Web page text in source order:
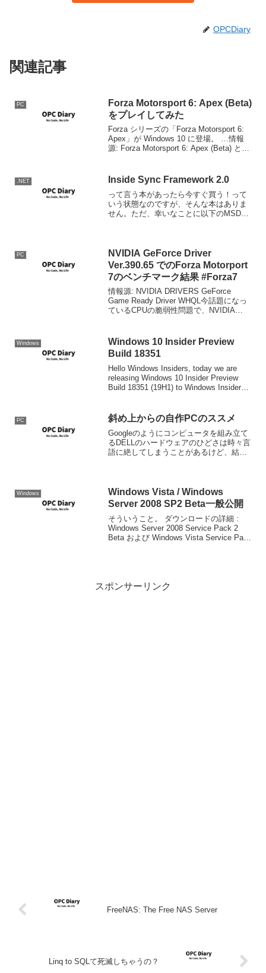
OPCDiary
関連記事
PC
Forza Motorsport 6: Apex (Beta)
をプレイしてみた
Forza シリーズの「Forza Motorsport 6:
Apex」が Windows 10 に登場。 …情報
源: Forza Motorsport 6: Apex (Beta) とい
.NET Inside Sync Framework 2.0
って言う本があったら今すぐ買う！って
いう状態なのですが、そんな本はありま
せん。ただ、幸いなことに以下のMSDN
カスタムプロバイダー...
PC
NVIDIA GeForce Driver
Ver.390.65 でのForza Motorport
7のベンチマーク結果 #Forza7
情報源: NVIDIA DRIVERS GeForce
Game Ready Driver WHQL今話題になっ
ているCPUの脆弱性問題で、NVIDIA
た。...
Windows
Windows 10 Insider Preview
Build 18351
Hello Windows Insiders, today we are
releasing Windows 10 Insider Preview
Build 18351 (19H1) to Windows Insiders
PC 斜め上からの自作PCのススメ
Googleのようにコンピュータを組み立て
るDELLのハードウェアのひどさは時々言
語に絶してしまうことがあるけど、結局
て、DELLへの...
Windows
Windows Vista / Windows
Server 2008 SP2 Beta一般公開
そういうこと。 ダウンロードの詳細 :
Windows Server 2008 Service Pack 2
Beta および Windows Vista Service Pack
スポンサーリンク
FreeNAS: The Free NAS Server
Linq to SQLて死滅しちゃうの？